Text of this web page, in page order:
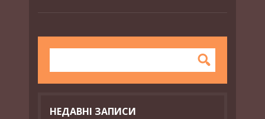
НЕДАВНІ ЗАПИСИ